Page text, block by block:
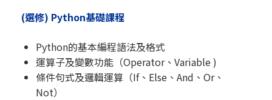
(選修) Python基礎課程
Python的基本編程語法及格式
運算子及變數功能（Operator、Variable )
條件句式及邏輯運算（If、Else、And、Or、
Not）